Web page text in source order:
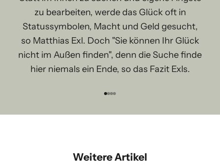
zu bearbeiten, werde das Glück oft in
Statussymbolen, Macht und Geld gesucht,
so Matthias Exl. Doch "Sie können Ihr Glück
nicht im Außen finden", denn die Suche finde
hier niemals ein Ende, so das Fazit Exls.
Gehe zu Element 1
Gehe zu Element 2
Gehe zu Element 3
Gehe zu Element 4
Weitere Artikel